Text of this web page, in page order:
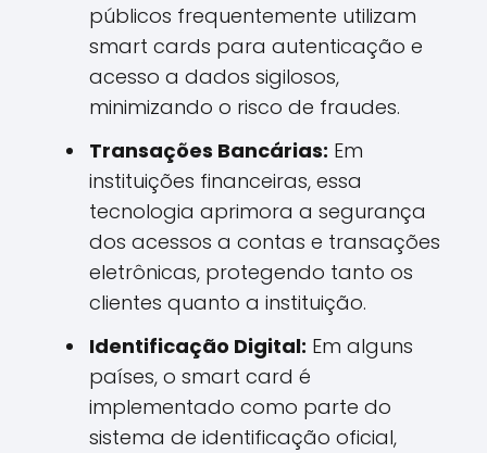
públicos frequentemente utilizam
smart cards para autenticação e
acesso a dados sigilosos,
minimizando o risco de fraudes.
Transações Bancárias: Em
instituições financeiras, essa
tecnologia aprimora a segurança
dos acessos a contas e transações
eletrônicas, protegendo tanto os
clientes quanto a instituição.
Identificação Digital: Em alguns
países, o smart card é
implementado como parte do
sistema de identificação oficial,